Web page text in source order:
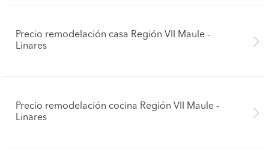
Precio remodelación casa Región VII Maule -
Linares
Precio remodelación cocina Región VII Maule -
Linares